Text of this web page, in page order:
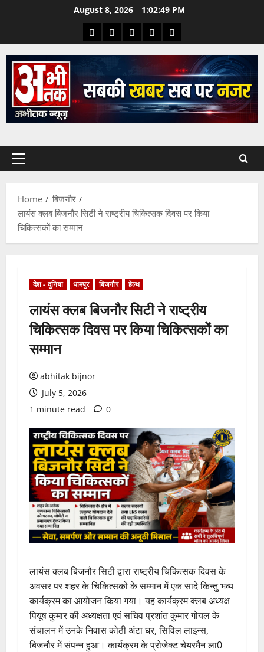
August 8, 2026 1:02:50 PM
Home
बिजनौर
लायंस क्लब बिजनौर सिटी ने राष्ट्रीय चिकित्सक दिवस पर किया
चिकित्सकों का सम्मान
देश - दुनिया धामपुर बिजनौर हेल्थ
लायंस क्लब बिजनौर सिटी ने राष्ट्रीय
चिकित्सक दिवस पर किया चिकित्सकों का
सम्मान
abhitak bijnor
July 5, 2026
1 minute read
0
लायंस क्लब बिजनौर सिटी द्वारा राष्ट्रीय चिकित्सक दिवस के
अवसर पर शहर के चिकित्सकों के सम्मान में एक सादे किन्तु भव्य
कार्यक्रम का आयोजन किया गया। यह कार्यक्रम क्लब अध्यक्ष
पियूष कुमार की अध्यक्षता एवं सचिव प्रशांत कुमार गोयल के
संचालन में उनके निवास कोठी अंटा घर, सिविल लाइन्स,
बिजनौर में संपन्न हुआ। कार्यक्रम के प्रोजेक्ट चेयरमैन ला0